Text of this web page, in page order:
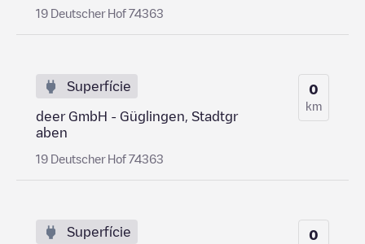
19 Deutscher Hof 74363
Superfície
deer GmbH - Güglingen, Stadtgr
aben
19 Deutscher Hof 74363
0
km
Superfície 0